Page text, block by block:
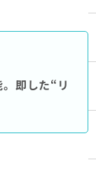
即した“リ